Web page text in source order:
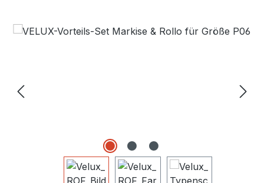
Bildergalerie überspringen